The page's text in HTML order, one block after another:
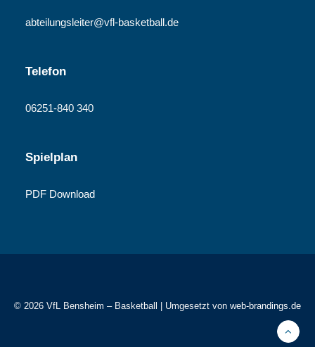
abteilungsleiter@vfl-basketball.de
Telefon
06251-840 340
Spielplan
PDF Download
© 2026 VfL Bensheim – Basketball | Umgesetzt von web-brandings.de